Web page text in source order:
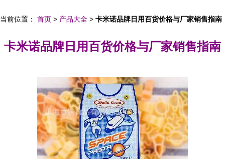
当前位置： 首页 > 产品大全 > 卡米诺品牌日用百货价格与厂家销售指南
卡米诺品牌日用百货价格与厂家销售指南